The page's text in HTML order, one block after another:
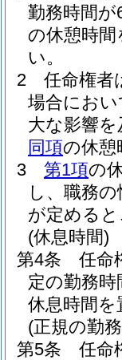
勤務時間
の休憩時
い。
2
任命権者
場合におい
大な影響
同項の休憩
3
第1項の
し、職務
が定める
(休息時間)
第4条
任命
定の勤務
休息時間
(正規の勤
第5条
任命